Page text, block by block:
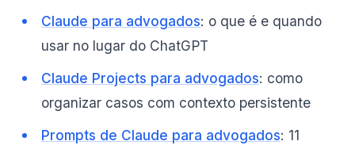
Claude para advogados: o que é e quando
usar no lugar do ChatGPT
Claude Projects para advogados: como
organizar casos com contexto persistente
Prompts de Claude para advogados: 11